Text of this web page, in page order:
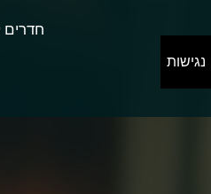
נגישות